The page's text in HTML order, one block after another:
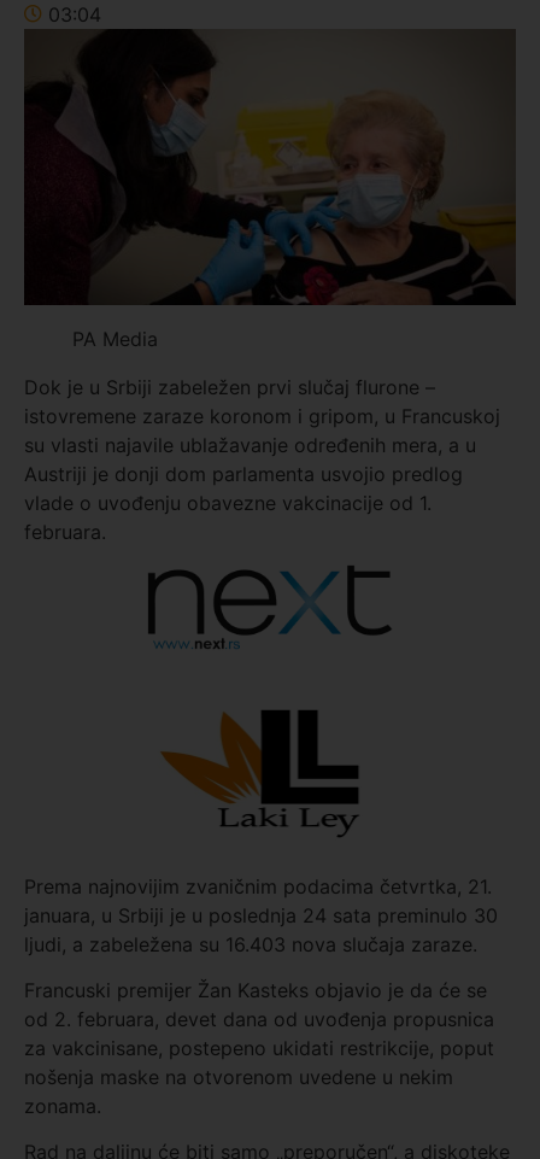
03:04
PA Media
Dok je u Srbiji zabeležen prvi slučaj flurone –
istovremene zaraze koronom i gripom, u Francuskoj
su vlasti najavile ublažavanje određenih mera, a u
Austriji je donji dom parlamenta usvojio predlog
vlade o uvođenju obavezne vakcinacije od 1.
februara.
Prema najnovijim zvaničnim podacima četvrtka, 21.
januara, u Srbiji je u poslednja 24 sata preminulo 30
ljudi, a zabeležena su 16.403 nova slučaja zaraze.
Francuski premijer Žan Kasteks objavio je da će se
od 2. februara, devet dana od uvođenja propusnica
za vakcinisane, postepeno ukidati restrikcije, poput
nošenja maske na otvorenom uvedene u nekim
zonama.
Rad na daljinu će biti samo „preporučen“, a diskoteke